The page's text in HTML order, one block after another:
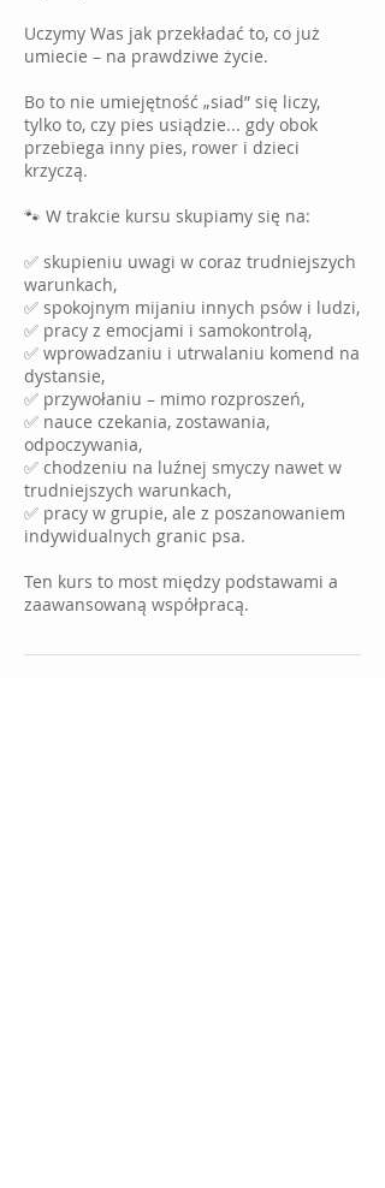
Uczymy Was jak przekładać to, co już
umiecie – na prawdziwe życie.
Bo to nie umiejętność „siad” się liczy,
tylko to, czy pies usiądzie... gdy obok
przebiega inny pies, rower i dzieci
krzyczą.
🐾 W trakcie kursu skupiamy się na:
✅ skupieniu uwagi w coraz trudniejszych
warunkach,
✅ spokojnym mijaniu innych psów i ludzi,
✅ pracy z emocjami i samokontrolą,
✅ wprowadzaniu i utrwalaniu komend na
dystansie,
✅ przywołaniu – mimo rozproszeń,
✅ nauce czekania, zostawania,
odpoczywania,
✅ chodzeniu na luźnej smyczy nawet w
trudniejszych warunkach,
✅ pracy w grupie, ale z poszanowaniem
indywidualnych granic psa.
Ten kurs to most między podstawami a